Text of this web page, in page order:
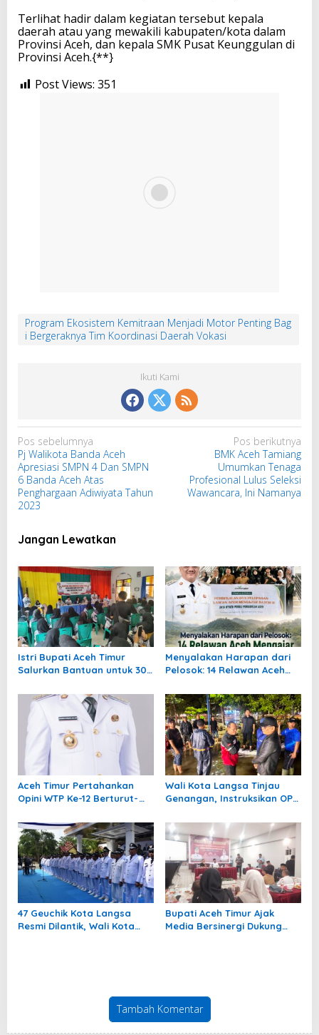
Terlihat hadir dalam kegiatan tersebut kepala
daerah atau yang mewakili kabupaten/kota dalam
Provinsi Aceh, dan kepala SMK Pusat Keunggulan di
Provinsi Aceh.{**}
Post Views: 351
Program Ekosistem Kemitraan Menjadi Motor Penting Bag
i Bergeraknya Tim Koordinasi Daerah Vokasi
Ikuti Kami
N
a
v
i
g
a
i
p
o
s
Pos sebelumnya
Pj Walikota Banda Aceh
Apresiasi SMPN 4 Dan SMPN
6 Banda Aceh Atas
Penghargaan Adiwiyata Tahun
2023
Pos berikutnya
BMK Aceh Tamiang
Umumkan Tenaga
Profesional Lulus Seleksi
Wawancara, Ini Namanya
Jangan Lewatkan
Istri Bupati Aceh Timur
Salurkan Bantuan untuk 309
Peureulak
Menyalakan Harapan dari
Pelosok: 14 Relawan Aceh
Pedalaman Aceh Tamiang
Aceh Timur Pertahankan
Opini WTP Ke-12 Berturut-
Wali Kota Langsa Tinjau
Genangan, Instruksikan OPD
47 Geuchik Kota Langsa
Resmi Dilantik, Wali Kota
Bupati Aceh Timur Ajak
Media Bersinergi Dukung
Tambah Komentar